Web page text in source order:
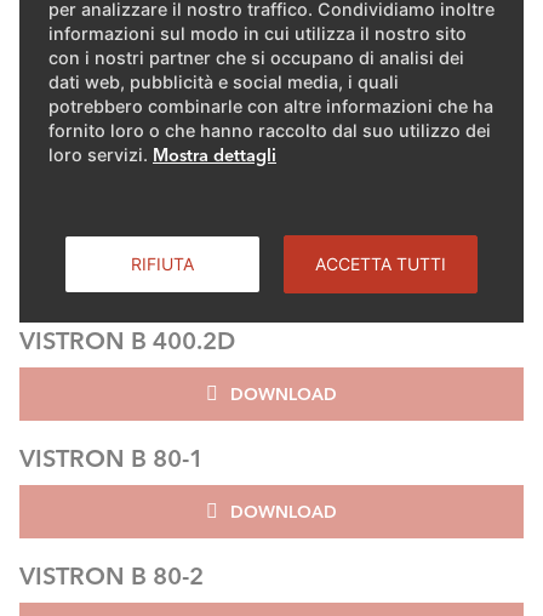
per analizzare il nostro traffico. Condividiamo inoltre
informazioni sul modo in cui utilizza il nostro sito
con i nostri partner che si occupano di analisi dei
dati web, pubblicità e social media, i quali
potrebbero combinarle con altre informazioni che ha
fornito loro o che hanno raccolto dal suo utilizzo dei
loro servizi. Mostra dettagli
RIFIUTA ACCETTA TUTTI
DOWNLOAD
VISTRON B 400-1
DOWNLOAD
DOWNLOAD
VISTRON B 400.2D
DOWNLOAD
VISTRON B 80-1
DOWNLOAD
VISTRON B 80-2